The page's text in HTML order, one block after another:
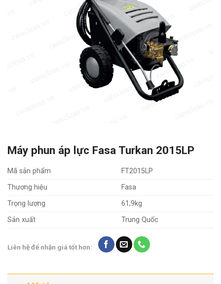
Máy phun áp lực Fasa Turkan 2015LP
Mã sản phẩm
FT2015LP
Thương hiệu
Fasa
Trọng lượng
61,9kg
Sản xuất
Trung Quốc
Liên hệ để nhận giá tốt hơn: